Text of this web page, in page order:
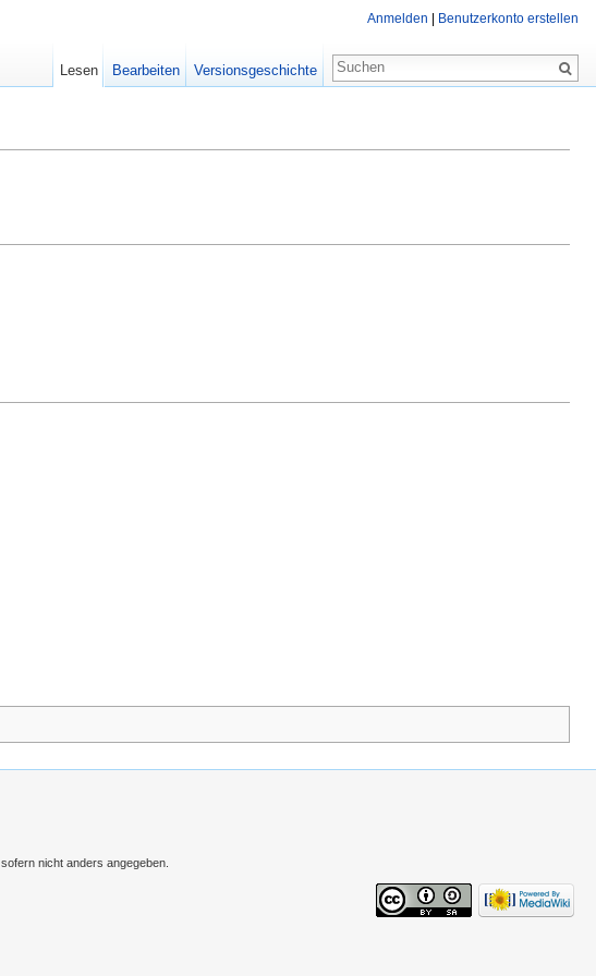
Anmelden Benutzerkonto erstellen
Lesen Bearbeiten Versionsgeschichte
, sofern nicht anders angegeben.